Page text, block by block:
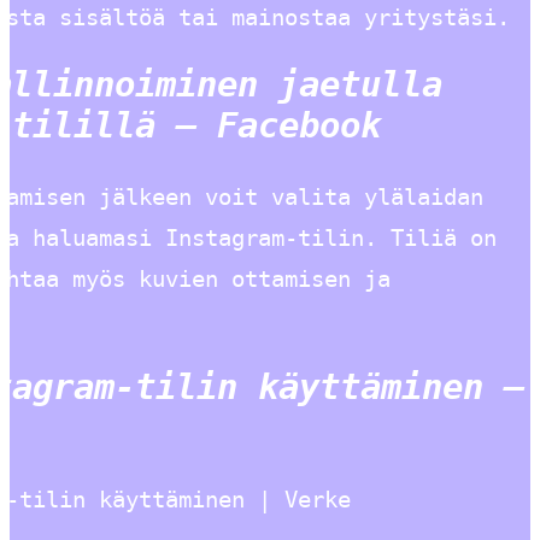
sisältöä tai mainostaa yritystäsi.
jaetulla
tilillä – Facebook
jälkeen voit valita ylälaidan
haluamasi Instagram-tilin. Tiliä on
myös kuvien ottamisen ja
tilin käyttäminen –
tilin käyttäminen | Verke